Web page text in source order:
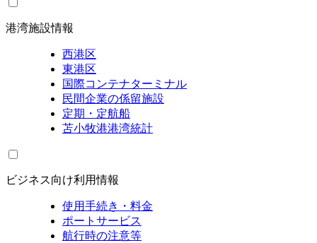
港湾施設情報
西港区
東港区
国際コンテナターミナル
民間企業の係留施設
定期・定航船
苫小牧港港湾統計
ビジネス向け利用情報
使用手続き・料金
ポートサービス
航行時の注意等